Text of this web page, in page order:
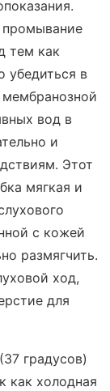
промывание
тем как
убедиться в
вод в
и
Этот
мягкая и
с кожей
размягчить.
ход,
для
градусов)
как холодная